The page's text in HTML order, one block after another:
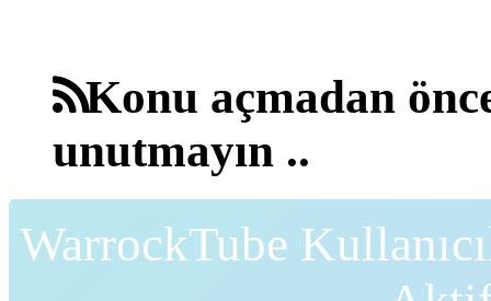
Konu açmadan
unutmayın ..
WarrockTube